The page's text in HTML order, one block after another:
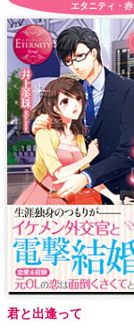
エタニティ・赤
君と出逢って